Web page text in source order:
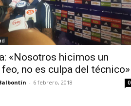
«Nosotros hicimos un
feo, no es culpa del técnico»
- 6 febrero, 2018 0